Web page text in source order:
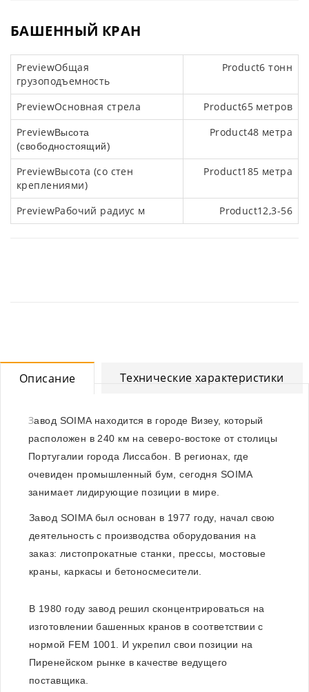
БАШЕННЫЙ КРАН
Общая
грузоподъемность
6 тонн
Основная стрела 65 метров
Высота
(свободностоящий)
48 метра
Высота (со стен
креплениями)
185 метра
Рабочий радиус м 12,3-56
Описание Технические характеристики
Завод SOIMA находится в городе Визеу, который
расположен в 240 км на северо-востоке от столицы
Португалии города Лиссабон. В регионах, где
очевиден промышленный бум, сегодня SOIMA
занимает лидирующие позиции в мире.
Завод SOIMA был основан в 1977 году, начал свою
деятельность с производства оборудования на
заказ: листопрокатные станки, прессы, мостовые
краны, каркасы и бетоносмесители.
В 1980 году завод решил сконцентрироваться на
изготовлении башенных кранов в соответствии с
нормой FEM 1001. И укрепил свои позиции на
Пиренейском рынке в качестве ведущего
поставщика.